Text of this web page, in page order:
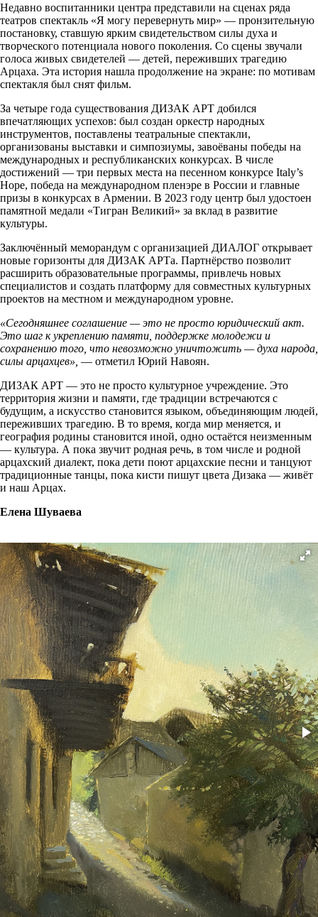
Недавно воспитанники центра представили на сценах ряда
театров спектакль «Я могу перевернуть мир» — пронзительную
постановку, ставшую ярким свидетельством силы духа и
творческого потенциала нового поколения. Со сцены звучали
голоса живых свидетелей — детей, переживших трагедию
Арцаха. Эта история нашла продолжение на экране: по мотивам
спектакля был снят фильм.
За четыре года существования ДИЗАК АРТ добился
впечатляющих успехов: был создан оркестр народных
инструментов, поставлены театральные спектакли,
организованы выставки и симпозиумы, завоёваны победы на
международных и республиканских конкурсах. В числе
достижений — три первых места на песенном конкурсе Italy’s
Hope, победа на международном пленэре в России и главные
призы в конкурсах в Армении. В 2023 году центр был удостоен
памятной медали «Тигран Великий» за вклад в развитие
культуры.
Заключённый меморандум с организацией ДИАЛОГ открывает
новые горизонты для ДИЗАК АРТа. Партнёрство позволит
расширить образовательные программы, привлечь новых
специалистов и создать платформу для совместных культурных
проектов на местном и международном уровне.
«Сегодняшнее соглашение — это не просто юридический акт.
Это шаг к укреплению памяти, поддержке молодежи и
сохранению того, что невозможно уничтожить — духа народа,
силы арцахцев», — отметил Юрий Навоян.
ДИЗАК АРТ — это не просто культурное учреждение. Это
территория жизни и памяти, где традиции встречаются с
будущим, а искусство становится языком, объединяющим людей,
переживших трагедию. В то время, когда мир меняется, и
география родины становится иной, одно остаётся неизменным
— культура. А пока звучит родная речь, в том числе и родной
арцахский диалект, пока дети поют арцахские песни и танцуют
традиционные танцы, пока кисти пишут цвета Дизака — живёт
и наш Арцах.
Елена Шуваева